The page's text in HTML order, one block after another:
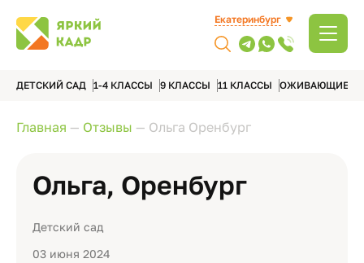
Екатеринбург
ДЕТСКИЙ САД 1-4 КЛАССЫ 9 КЛАССЫ 11 КЛАССЫ ОЖИВАЮЩИЕ
Главная — Отзывы — Ольга Оренбург
Ольга, Оренбург
Детский сад
03 июня 2024